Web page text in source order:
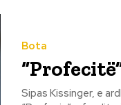
Bota
Sipas Kissinger, e